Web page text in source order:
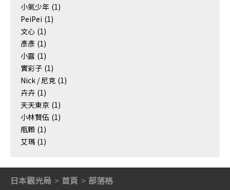
小氣少年 (1)
PeiPei (1)
文心 (1)
彥彥 (1)
小露 (1)
實彩子 (1)
Nick / 尼克 (1)
卉卉 (1)
天天東京 (1)
小林賢伍 (1)
瓶顆 (1)
艾瑪 (1)
日本觀光局 首頁 部落格